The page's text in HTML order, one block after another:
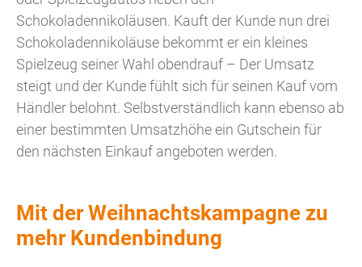
Schokoladennikoläusen. Kauft der Kunde nun drei
Schokoladennikoläuse bekommt er ein kleines
Spielzeug seiner Wahl obendrauf – Der Umsatz
steigt und der Kunde fühlt sich für seinen Kauf vom
Händler belohnt. Selbstverständlich kann ebenso ab
einer bestimmten Umsatzhöhe ein Gutschein für
den nächsten Einkauf angeboten werden.
Mit der Weihnachtskampagne zu
mehr Kundenbindung